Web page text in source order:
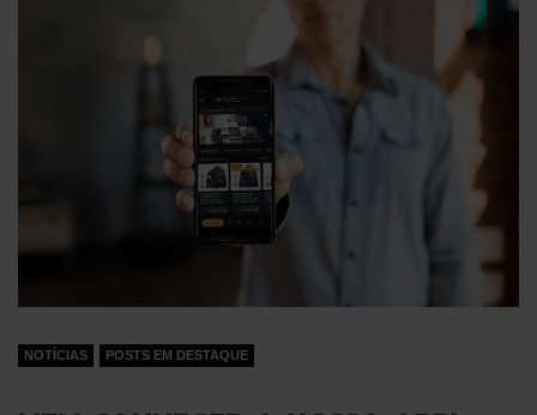
NOTÍCIAS POSTS EM DESTAQUE